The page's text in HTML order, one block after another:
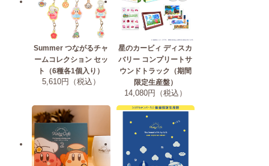
Summer つながるチャ
ームコレクション セッ
ト（6種各1個入り）
5,610円（税込）
星のカービィ ディスカ
バリー コンプリートサ
ウンドトラック（期間
限定生産盤）
14,080円（税込）